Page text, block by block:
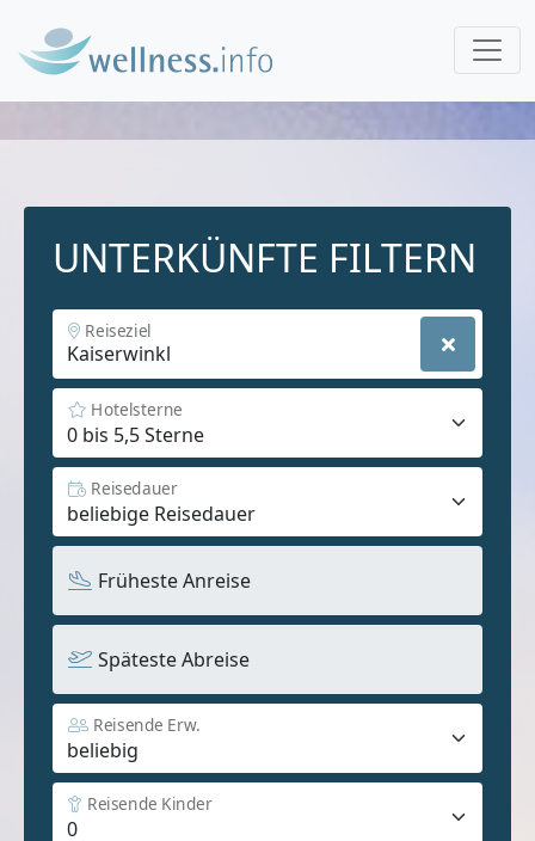
UNTERKÜNFTE FILTERN
Reiseziel
Hotelsterne
Reisedauer
Früheste Anreise
Späteste Abreise
Reisende Erw.
Reisende Kinder